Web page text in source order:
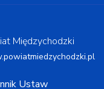
Międzychodzki
Ustaw